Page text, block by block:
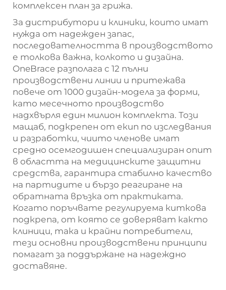
комплексен план за грижа.
За дистрибутори и клиники, които имат
нужда от надежден запас,
последователността в производството
е толкова важна, колкото и дизайна.
OneBrace разполага с 12 пълни
производствени линии и притежава
повече от 1000 дизайн-модела за форми,
като месечното производство
надхвърля един милион комплекта. Този
мащаб, подкрепен от екип по изследвания
и разработки, чиито членове имат
средно осемгодишен специализиран опит
в областта на медицинските защитни
средства, гарантира стабилно качество
на партидите и бързо реагиране на
обратната връзка от практиката.
Когато поръчвате регулируема киткова
подкрепа, от която се доверяват както
клиници, така и крайни потребители,
тези основни производствени принципи
помагат за поддържане на надеждно
доставяне.